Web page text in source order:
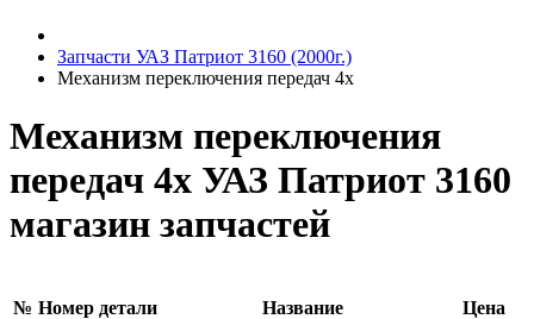
Запчасти УАЗ Патриот 3160 (2000г.)
Механизм переключения передач 4х
Механизм переключения
передач 4х УАЗ Патриот 3160
магазин запчастей
№ Номер детали Название
Цена